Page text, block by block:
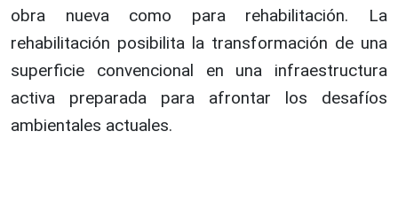
obra nueva como para rehabilitación. La
rehabilitación posibilita la transformación de una
superficie convencional en una infraestructura
activa preparada para afrontar los desafíos
ambientales actuales.